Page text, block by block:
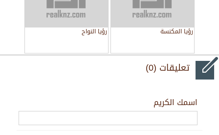
رؤيا المكنسة رؤيا النواح
تعليقات (0)
اسمك الكريم